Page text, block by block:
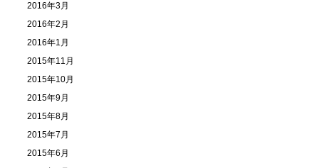
2016年3月
2016年2月
2016年1月
2015年11月
2015年10月
2015年9月
2015年8月
2015年7月
2015年6月